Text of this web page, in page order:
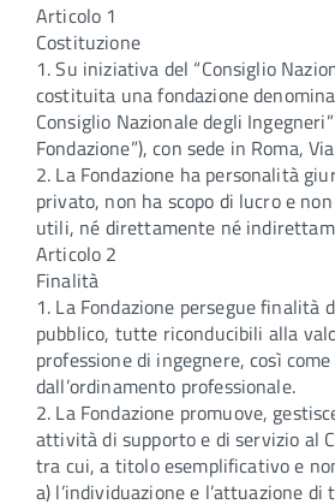
Articolo 1
Costituzione
1. Su iniziativa del “Consiglio
costituita una fondazione
Consiglio Nazionale degli
Fondazione”), con sede in Roma,
2. La Fondazione ha personalità
privato, non ha scopo di lucro e
utili, né direttamente né
Articolo 2
Finalità
1. La Fondazione persegue
pubblico, tutte riconducibili alla
professione di ingegnere, così
dall’ordinamento professionale.
2. La Fondazione promuove,
attività di supporto e di servizio al
tra cui, a titolo esemplificativo e
a) l’individuazione e l’attuazione